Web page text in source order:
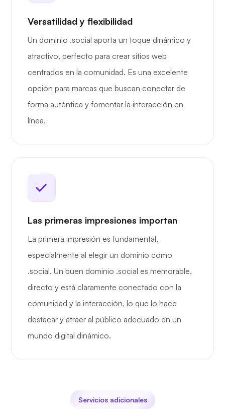
Versatilidad y flexibilidad
Un dominio .social aporta un toque dinámico y
atractivo, perfecto para crear sitios web
centrados en la comunidad. Es una excelente
opción para marcas que buscan conectar de
forma auténtica y fomentar la interacción en
línea.
Las primeras impresiones importan
La primera impresión es fundamental,
especialmente al elegir un dominio como
.social. Un buen dominio .social es memorable,
directo y está claramente conectado con la
comunidad y la interacción, lo que lo hace
destacar y atraer al público adecuado en un
mundo digital dinámico.
Servicios adicionales